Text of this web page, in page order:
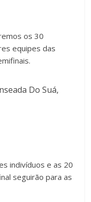
os 30
equipes das
Do Suá,
indivíduos e as 20
seguirão para as